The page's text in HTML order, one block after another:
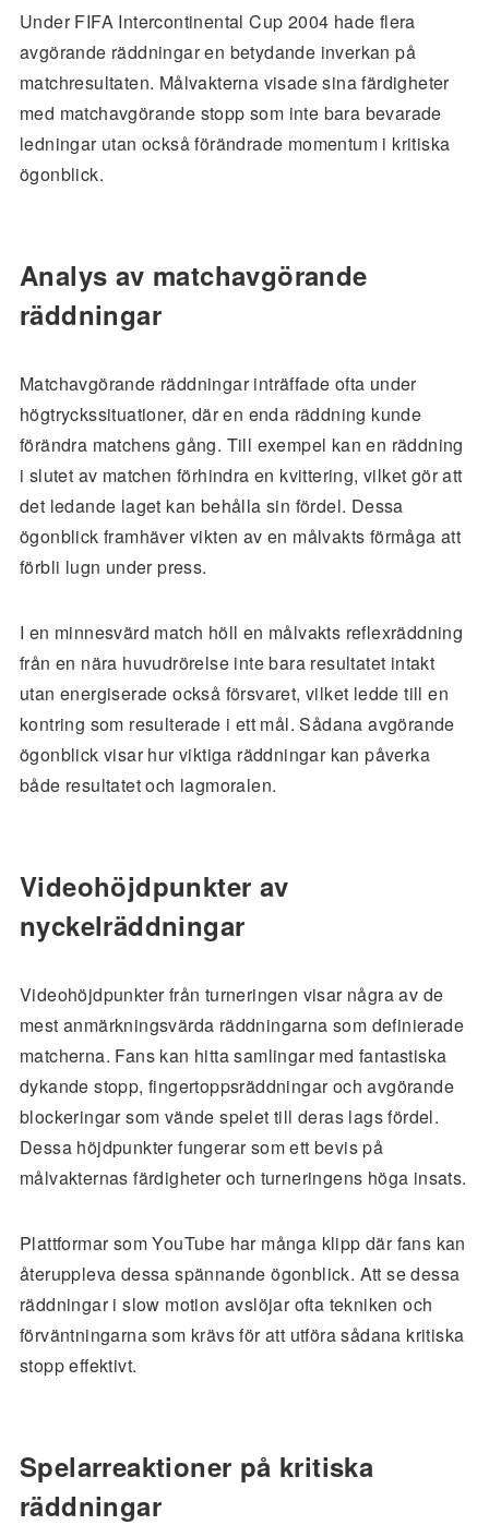
Under FIFA Intercontinental Cup 2004 hade flera
avgörande räddningar en betydande inverkan på
matchresultaten. Målvakterna visade sina färdigheter
med matchavgörande stopp som inte bara bevarade
ledningar utan också förändrade momentum i kritiska
ögonblick.
Analys av matchavgörande
räddningar
Matchavgörande räddningar inträffade ofta under
högtryckssituationer, där en enda räddning kunde
förändra matchens gång. Till exempel kan en räddning
i slutet av matchen förhindra en kvittering, vilket gör att
det ledande laget kan behålla sin fördel. Dessa
ögonblick framhäver vikten av en målvakts förmåga att
förbli lugn under press.
I en minnesvärd match höll en målvakts reflexräddning
från en nära huvudrörelse inte bara resultatet intakt
utan energiserade också försvaret, vilket ledde till en
kontring som resulterade i ett mål. Sådana avgörande
ögonblick visar hur viktiga räddningar kan påverka
både resultatet och lagmoralen.
Videohöjdpunkter av
nyckelräddningar
Videohöjdpunkter från turneringen visar några av de
mest anmärkningsvärda räddningarna som definierade
matcherna. Fans kan hitta samlingar med fantastiska
dykande stopp, fingertoppsräddningar och avgörande
blockeringar som vände spelet till deras lags fördel.
Dessa höjdpunkter fungerar som ett bevis på
målvakternas färdigheter och turneringens höga insats.
Plattformar som YouTube har många klipp där fans kan
återuppleva dessa spännande ögonblick. Att se dessa
räddningar i slow motion avslöjar ofta tekniken och
förväntningarna som krävs för att utföra sådana kritiska
stopp effektivt.
Spelarreaktioner på kritiska
räddningar